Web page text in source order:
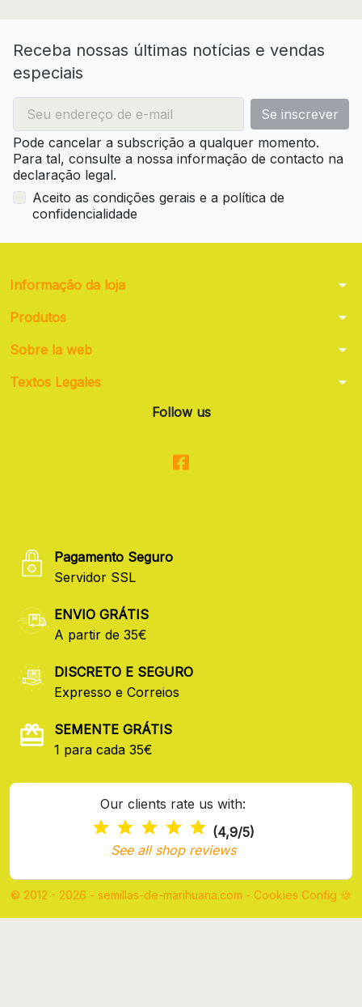
Receba nossas últimas notícias e vendas
especiais
Pode cancelar a subscrição a qualquer momento.
Para tal, consulte a nossa informação de contacto na
declaração legal.
Aceito as condições gerais e a política de
confidencialidade
Informação da loja arrow_drop_down
Produtos arrow_drop_down
Sobre la web arrow_drop_down
Textos Legales arrow_drop_down
Follow us
Pagamento Seguro
Servidor SSL
ENVIO GRÁTIS
A partir de 35€
DISCRETO E SEGURO
Expresso e Correios
SEMENTE GRÁTIS
1 para cada 35€
Our clients rate us with:
(4,9/5)
See all shop reviews
© 2012 - 2026 - semillas-de-marihuana.com - Cookies Config 🍪